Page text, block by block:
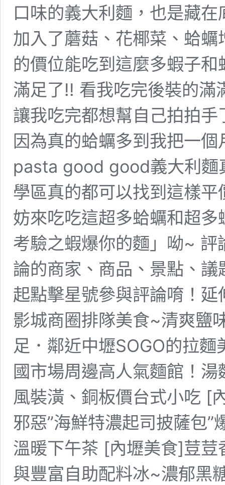
口味的義大利麵，也是藏
加入了蘑菇、花椰菜、蛤
的價位能吃到這麼多蝦子
滿足了!! 看我吃完後裝的滿
讓我吃完都想幫自己拍拍
因為真的蛤蠣多到我把一
pasta good good義大利麵
學區真的都可以找到這樣
妨來吃吃這超多蛤蠣和超
考驗之蝦爆你的麵」呦~
論的商家、商品、景點、
起點擊星號參與評論唷！
影城商圈排隊美食~清爽鹽
足．鄰近中壢SOGO的拉
國市場周邊高人氣麵館！
風裝潢、銅板價台式小吃 [
邪惡”海鮮特濃起司披薩包
溫暖下午茶 [內壢美食]荳
與豐富自助配料冰~濃郁黑